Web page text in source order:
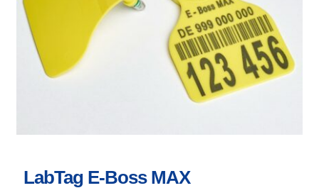
LabTag E-Boss MAX